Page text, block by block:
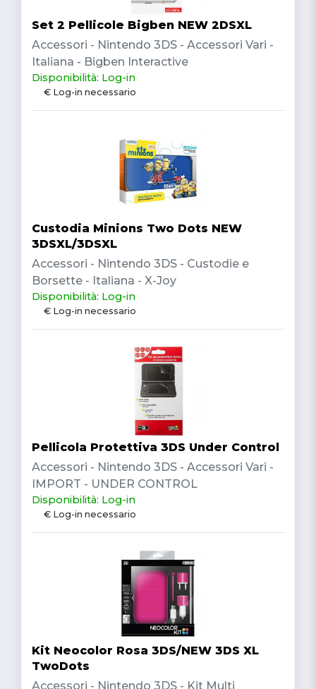
Set 2 Pellicole Bigben NEW 2DSXL
Accessori - Nintendo 3DS - Accessori Vari -
Italiana - Bigben Interactive
Disponibilità: Log-in
€ Log-in necessario
Custodia Minions Two Dots NEW
3DSXL/3DSXL
Accessori - Nintendo 3DS - Custodie e
Borsette - Italiana - X-Joy
Disponibilità: Log-in
€ Log-in necessario
Pellicola Protettiva 3DS Under Control
Accessori - Nintendo 3DS - Accessori Vari -
IMPORT - UNDER CONTROL
Disponibilità: Log-in
€ Log-in necessario
Kit Neocolor Rosa 3DS/NEW 3DS XL
TwoDots
Accessori - Nintendo 3DS - Kit Multi